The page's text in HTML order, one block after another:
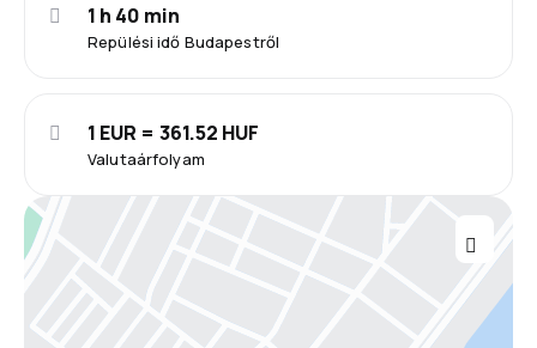
Repülési idő Budapestről
1 h 40 min
Valutaárfolyam
1 EUR = 361.52 HUF